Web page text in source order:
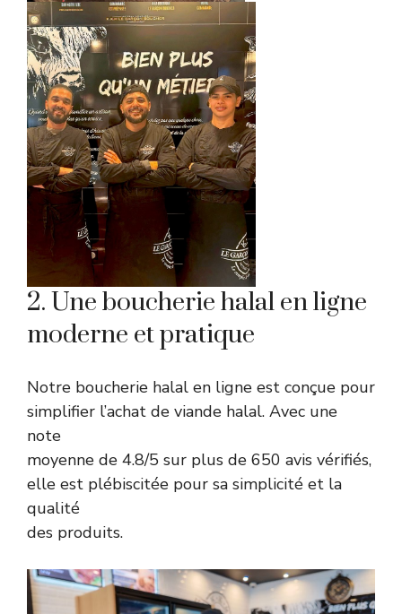
2. Une boucherie halal en ligne
moderne et pratique
Notre boucherie halal en ligne est conçue pour
simplifier l’achat de viande halal. Avec une
note
moyenne de 4.8/5 sur plus de 650 avis vérifiés,
elle est plébiscitée pour sa simplicité et la
qualité
des produits.